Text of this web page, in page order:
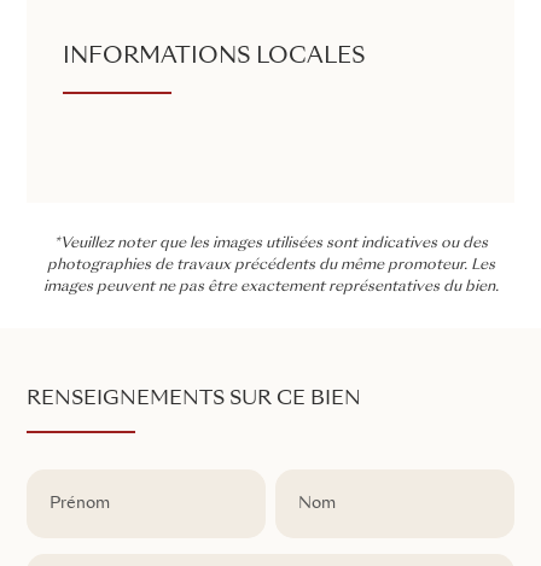
INFORMATIONS LOCALES
*Veuillez noter que les images utilisées sont indicatives ou des
photographies de travaux précédents du même promoteur. Les
images peuvent ne pas être exactement représentatives du bien.
RENSEIGNEMENTS SUR CE BIEN